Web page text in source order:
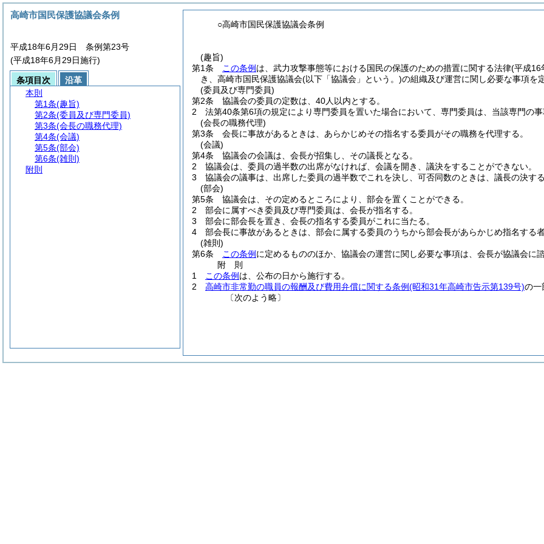
○高崎市国民保護協議会条例
(趣旨)
第1条
この条例 は、武力攻撃事態等における国民の保護のための措置に関する法律(平成16
き、高崎市国民保護協議会(以下「協議会」という。)の組織及び運営に関し必要な事項を
(委員及び専門委員)
第2条
協議会の委員の定数は、40人以内とする。
2
法第40条第6項の規定により専門委員を置いた場合において、専門委員は、当該専門の
(会長の職務代理)
第3条
会長に事故があるときは、あらかじめその指名する委員がその職務を代理する。
(会議)
第4条
協議会の会議は、会長が招集し、その議長となる。
2
協議会は、委員の過半数の出席がなければ、会議を開き、議決をすることができない。
3
協議会の議事は、出席した委員の過半数でこれを決し、可否同数のときは、議長の決する
(部会)
第5条
協議会は、その定めるところにより、部会を置くことができる。
2
部会に属すべき委員及び専門委員は、会長が指名する。
3
部会に部会長を置き、会長の指名する委員がこれに当たる。
4
部会長に事故があるときは、部会に属する委員のうちから部会長があらかじめ指名する
(雑則)
第6条
この条例 に定めるもののほか、協議会の運営に関し必要な事項は、会長が協議会に諮
附 則
1
この条例 は、公布の日から施行する。
2
高崎市非常勤の職員の報酬及び費用弁償に関する条例(昭和31年高崎市告示第139号)の一
〔次のよう略〕
高崎市国民保護協議会条例
平成18年6月29日 条例第23号
(平成18年6月29日施行)
条項目次
沿革
本則
第1条(趣旨)
第2条(委員及び専門委員)
第3条(会長の職務代理)
第4条(会議)
第5条(部会)
第6条(雑則)
附則